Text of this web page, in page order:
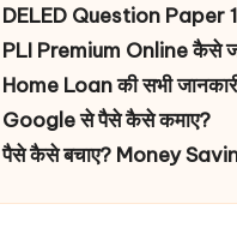
DELED Question Paper
PLI Premium Online कैसे
Home Loan की सभी
Google से पैसे कैसे कमाए?
पैसे कैसे बचाए? Money